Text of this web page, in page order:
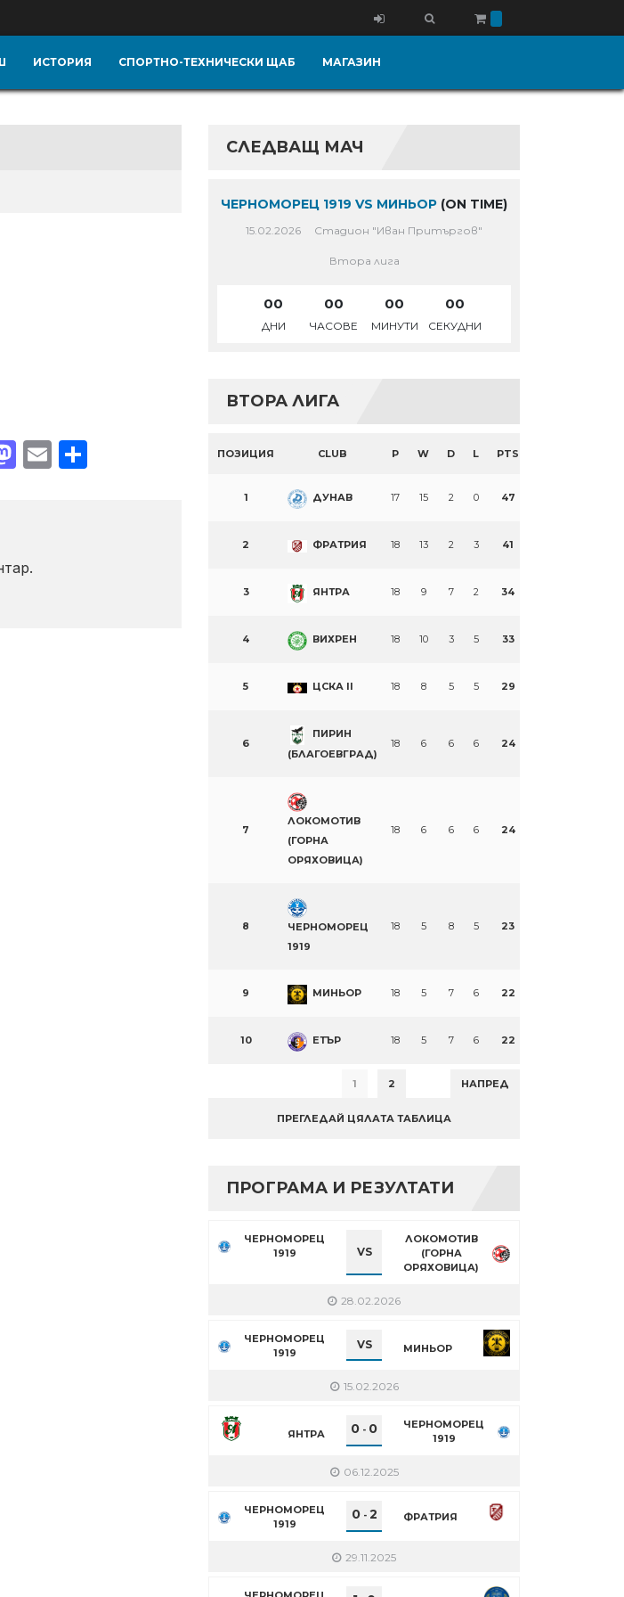
ИСТОРИЯ СПОРТНО-ТЕХНИЧЕСКИ ЩАБ МАГАЗИН
Mastodon
EmailShare
СЛЕДВАЩ МАЧ
ЧЕРНОМОРЕЦ 1919 VS МИНЬОР (ON TIME)
15.02.2026 Стадион "Иван Притъргов"
Втора лига
00
ДНИ
00
ЧАСОВЕ
00
МИНУТИ
00
СЕКУДНИ
ВТОРА ЛИГА
ПОЗИЦИЯ CLUB P W D L PTS
1 ДУНАВ 17 15 2 0 47
2 ФРАТРИЯ 18 13 2 3 41
3 ЯНТРА 18 9 7 2 34
4 ВИХРЕН 18 10 3 5 33
5 ЦСКА II 18 8 5 5 29
6
ПИРИН
(БЛАГОЕВГРАД)
18 6 6 6 24
7
ЛОКОМОТИВ
(ГОРНА
ОРЯХОВИЦА)
18 6 6 6 24
8
ЧЕРНОМОРЕЦ
1919
18 5 8 5 23
9 МИНЬОР 18 5 7 6 22
10 ЕТЪР 18 5 7 6 22
1 2 НАПРЕД
ПРЕГЛЕДАЙ ЦЯЛАТА ТАБЛИЦА
ПРОГРАМА И РЕЗУЛТАТИ
ЧЕРНОМОРЕЦ
1919
VS
ЛОКОМОТИВ
(ГОРНА
ОРЯХОВИЦА)
28.02.2026
ЧЕРНОМОРЕЦ
1919
VS МИНЬОР
15.02.2026
ЯНТРА 0 - 0
ЧЕРНОМОРЕЦ
1919
06.12.2025
ЧЕРНОМОРЕЦ
1919
0- 2 ФРАТРИЯ
29.11.2025